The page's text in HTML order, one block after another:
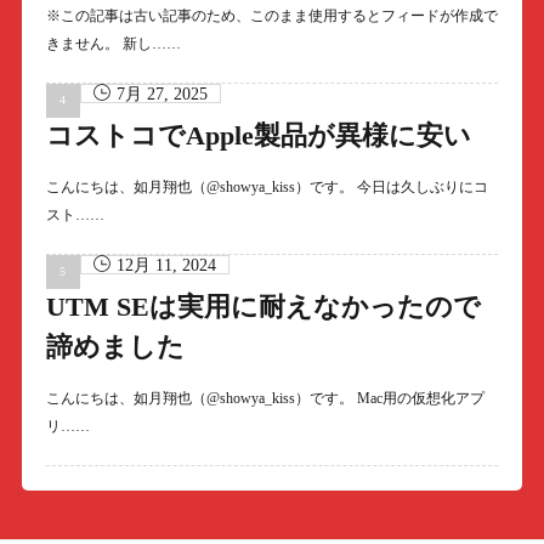
※この記事は古い記事のため、このまま使用するとフィードが作成で
きません。 新し……
7月 27, 2025
コストコでApple製品が異様に安い
こんにちは、如月翔也（@showya_kiss）です。 今日は久しぶりにコ
スト……
12月 11, 2024
UTM SEは実用に耐えなかったので
諦めました
こんにちは、如月翔也（@showya_kiss）です。 Mac用の仮想化アプ
リ……